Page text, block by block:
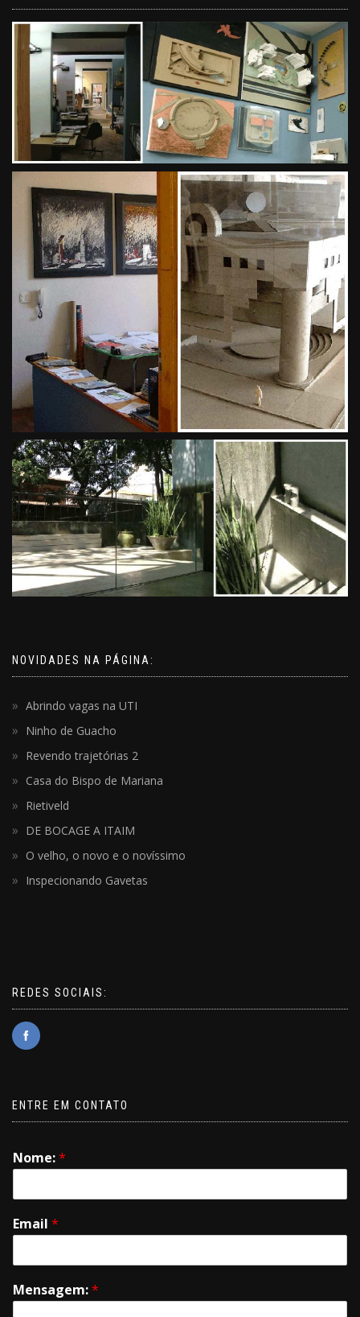
NOVIDADES NA PÁGINA:
Abrindo vagas na UTI
Ninho de Guacho
Revendo trajetórias 2
Casa do Bispo de Mariana
Rietiveld
DE BOCAGE A ITAIM
O velho, o novo e o novíssimo
Inspecionando Gavetas
REDES SOCIAIS:
ENTRE EM CONTATO
Nome:*
Email *
Mensagem:*